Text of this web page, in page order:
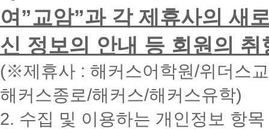
하
시
면
빠
른
간
내
에
화
드
여”교암”과 각 제휴사의 새
신 정보의 안내 등 회원의
(※제휴사 : 해커스어학원/위더스
해커스종로/해커스/해커스유학)
2. 수집 및 이용하는 개인정보 항